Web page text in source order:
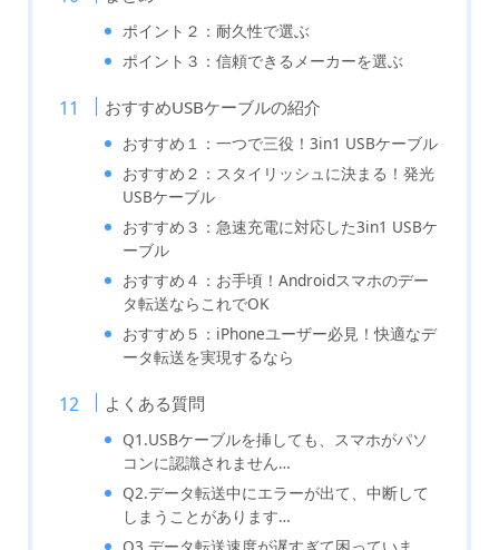
ポイント２：耐久性で選ぶ
ポイント３：信頼できるメーカーを選ぶ
おすすめUSBケーブルの紹介
おすすめ１：一つで三役！3in1 USBケーブル
おすすめ２：スタイリッシュに決まる！発光
USBケーブル
おすすめ３：急速充電に対応した3in1 USBケ
ーブル
おすすめ４：お手頃！Androidスマホのデー
タ転送ならこれでOK
おすすめ５：iPhoneユーザー必見！快適なデ
ータ転送を実現するなら
よくある質問
Q1.USBケーブルを挿しても、スマホがパソ
コンに認識されません…
Q2.データ転送中にエラーが出て、中断して
しまうことがあります…